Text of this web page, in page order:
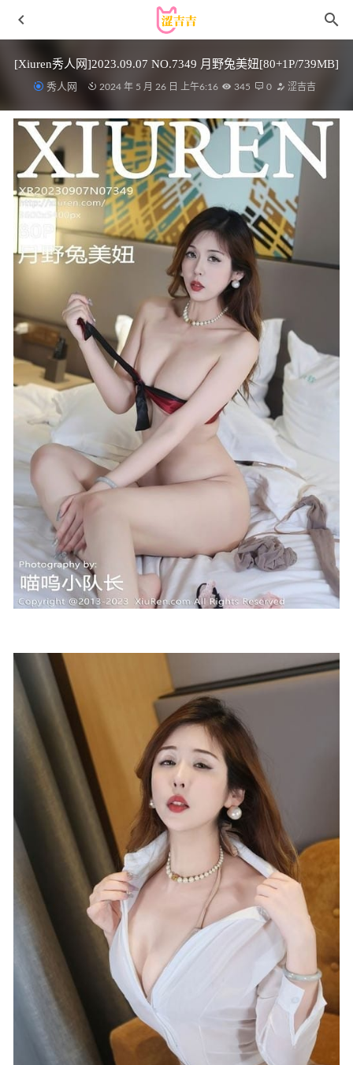
[Xiuren秀人网]2023.09.07 NO.7349 月野兔美妞[80+1P/739MB]
秀人网 2024 年 5 月 26 日 上午6:16 345 0 涩吉吉
樱晚gigi – NO.58 粉丝群收费写真24 铃声[25P-202MB]
三度_69 – NO.092 学生会长思春期 [41P-394MB] 2026-05-16
Byoru – NO.250 Asuna Blueheat [63P23V-2.79GB]
Nyako喵子 – NO.057 隣のやばいお姉さん OL [78P1V-
715MB] 2023-02-07
[Xiuren秀人网]2024.09.20 NO.9182 沐言
yanyan[57+1P/540MB] 2025-03-09